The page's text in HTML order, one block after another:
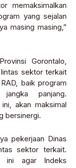
memaksimalkan
yang sejalan
masing masing,”
Gorontalo,
sektor terkait
baik program
panjang.
akan maksimal
bersinergi.
pekerjaan Dinas
sektor terkait.
ini agar Indeks